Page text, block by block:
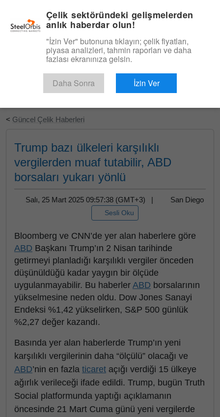
Ücretsiz Deneyin
< Güncel Çelik Haberleri
Trump bazı ülkeleri karşılıklı
vergilerden muaf tutabilir, ABD
borsaları yukarı yönlü
Salı, 25 Mart 2025 09:57:38 (GMT+3) | San Diego
Sesli Oku
Bloomberg ve CNN’de yer alan haberlere göre
ABD Başkanı Trump’ın 2 Nisan tarihinde
getirmeyi planladığı karşılıklı vergiler önceden
düşünüldüğü kadar yaygın bir ölçüde
uygulanmayabilir. Bu haberler ABD borsalarının
yükselmesine neden oldu. Dow Jones Sanayi
Endeksi %1,42 yükselirken, S&P 500 günlük
%2,27 değer kazandı.
Basında yer alan haberlerde Trump’ın yeni
karşılıklı vergilerinin daha “ölçülü” olacağı ve
ABD’nin en fazla ticaret açığı verdiği 15 ülkeye
ağırlık verileceği ifade edildi. Trump, bugün Truth
Social platformunda yaptığı açıklamanın
öncesinde 21 Mart Cuma günü yeni vergilerde
Çelik sektöründeki gelişmelerden
anlık haberdar olun!
"İzin Ver" butonuna tıklayın; çelik fiyatları,
piyasa analizleri, tahmin raporları ve daha
fazlası ekranınıza gelsin.
Daha Sonra İzin Ver